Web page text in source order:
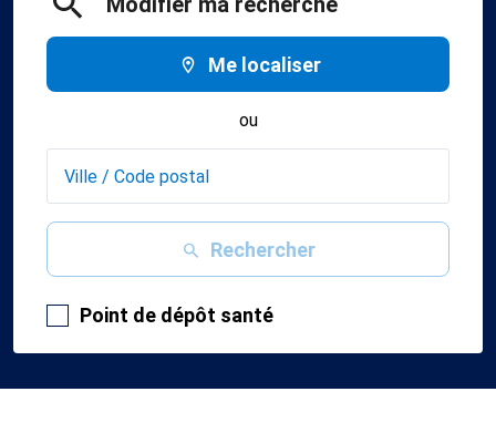
Me localiser
ou
Rechercher
Point de dépôt santé